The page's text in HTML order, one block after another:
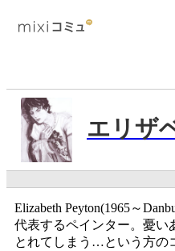
エリザ
Elizabeth Peyton(1965～
代表するペインター。憂い
とれてしまう…という方の